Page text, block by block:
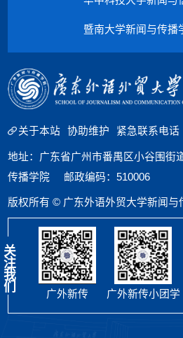
暨南大学新闻与传播
关于本站 协助维护 紧急联系电话
地址：广东省广州市番禺区小谷围街
传播学院 邮政编码：510006
版权所有 © 广东外语外贸大学新闻与
关
注
我
们
广外新传 广外新传小团学